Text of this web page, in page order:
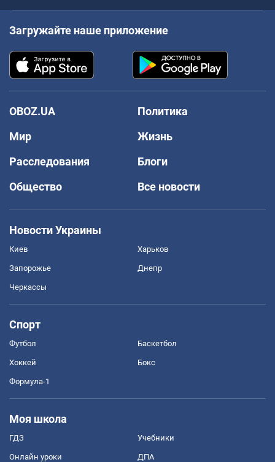
Загружайте наше приложение
OBOZ.UA
Политика
Мир
Жизнь
Расследования
Блоги
Общество
Все новости
Новости Украины
Киев Харьков
Запорожье Днепр
Черкассы
Спорт
Футбол Баскетбол
Хоккей Бокс
Формула-1
Моя школа
ГДЗ Учебники
Онлайн уроки ДПА